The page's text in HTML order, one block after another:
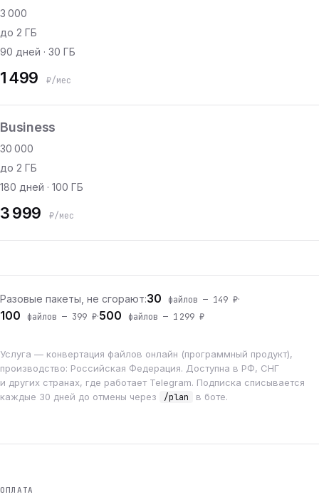
3 000
до 2 ГБ
90 дней · 30 ГБ
1 499 ₽/мес
Business
30 000
до 2 ГБ
180 дней · 100 ГБ
3 999 ₽/мес
Разовые пакеты, не сгорают:30 файлов — 149 ₽·
100 файлов — 399 ₽·500 файлов — 1 299 ₽
Услуга — конвертация файлов онлайн (программный продукт),
производство: Российская Федерация. Доступна в РФ, СНГ
и других странах, где работает Telegram. Подписка списывается
каждые 30 дней до отмены через
/plan в боте.
ОПЛАТА